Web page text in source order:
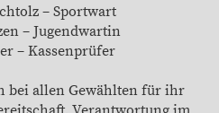
– Sportwart
– Jugendwartin
– Kassenprüfer
bei allen Gewählten für ihr